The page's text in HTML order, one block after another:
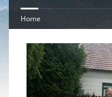
Home